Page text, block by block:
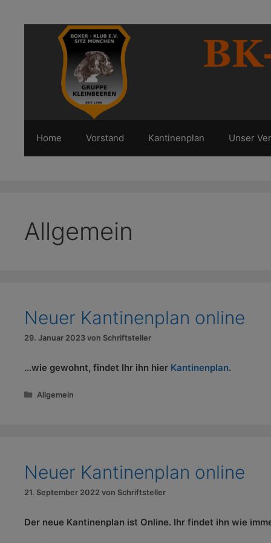
springen
Home Vorstand Kantinenplan Unser
Allgemein
Neuer Kantinenplan online
29. Januar 2023 von Schriftsteller
…wie gewohnt, findet Ihr ihn hier Kantinenplan.
Kategorien
Allgemein
Neuer Kantinenplan online
21. September 2022 von Schriftsteller
Der neue Kantinenplan ist Online. Ihr findet ihn wie